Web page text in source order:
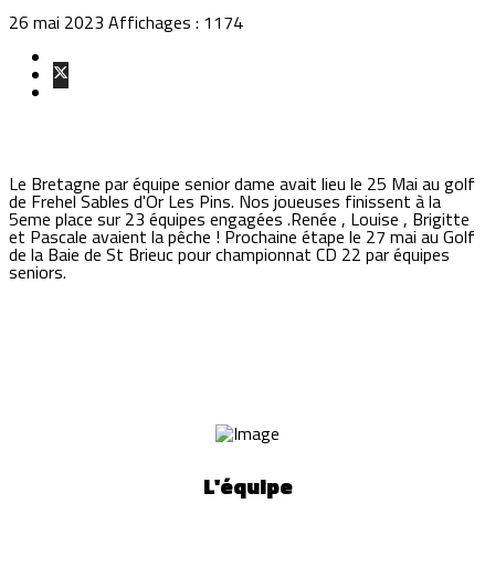
26 mai 2023 Affichages : 1174
Le Bretagne par équipe senior dame avait lieu le 25 Mai au golf
de Frehel Sables d'Or Les Pins. Nos joueuses finissent à la
5eme place sur 23 équipes engagées .Renée , Louise , Brigitte
et Pascale avaient la pêche ! Prochaine étape le 27 mai au Golf
de la Baie de St Brieuc pour championnat CD 22 par équipes
seniors.
L'équipe